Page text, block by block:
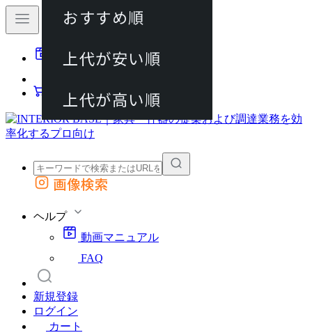
動画マニュアル
カート
外部サイトの商品をカートに追加
画像検索
ヘルプ
動画マニュアル
FAQ
新規登録
ログイン
カート
おすすめ順
上代が安い順
上代が高い順